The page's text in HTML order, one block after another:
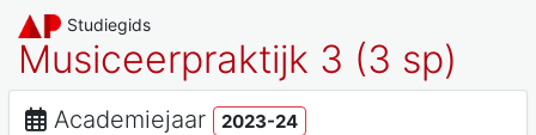
Studiegids
Musiceerpraktijk 3 (3 sp)
Academiejaar 2023-24